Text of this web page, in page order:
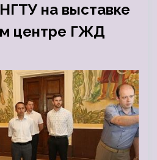
на выставке
центре ГЖД